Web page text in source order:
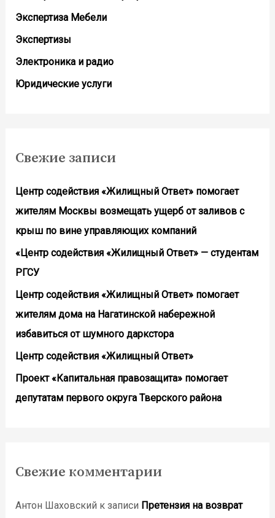
Экспертиза Мебели
Экспертизы
Электроника и радио
Юридические услуги
Свежие записи
Центр содействия «Жилищный Ответ» помогает
жителям Москвы возмещать ущерб от заливов с
крыш по вине управляющих компаний
«Центр содействия «Жилищный Ответ» — студентам
РГСУ
Центр содействия «Жилищный Ответ» помогает
жителям дома на Нагатинской набережной
избавиться от шумного даркстора
Центр содействия «Жилищный Ответ»
Проект «Капитальная правозащита» помогает
депутатам первого округа Тверского района
Свежие комментарии
Антон Шаховский к записи Претензия на возврат